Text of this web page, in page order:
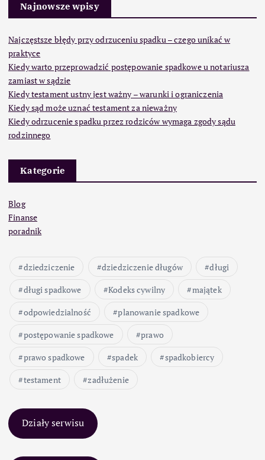
Najnowsze wpisy
Najczęstsze błędy przy odrzuceniu spadku – czego unikać w
praktyce
Kiedy warto przeprowadzić postępowanie spadkowe u notariusza
zamiast w sądzie
Kiedy testament ustny jest ważny – warunki i ograniczenia
Kiedy sąd może uznać testament za nieważny
Kiedy odrzucenie spadku przez rodziców wymaga zgody sądu
rodzinnego
Kategorie
Blog
Finanse
poradnik
dziedziczenie dziedziczenie długów
długi
długi spadkowe
Kodeks cywilny
majątek
odpowiedzialność
planowanie spadkowe
postępowanie spadkowe
prawo
prawo spadkowe
spadek
spadkobiercy
testament
zadłużenie
Działy serwisu